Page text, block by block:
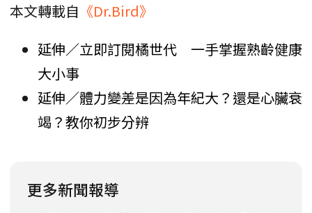
本文轉載自 《Dr.Bird》
延伸／立即訂閱橘世代 一手掌握熟齡健康
大小事
延伸／體力變差是因為年紀大？還是心臟衰
竭？教你初步分辨
更多新聞報導